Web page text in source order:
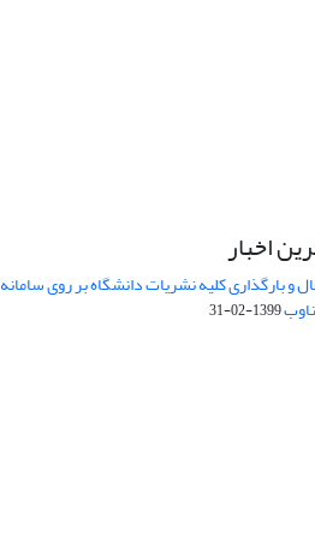
اخبار
و بارگذاری کلیه نشریات دانشگاه بر روی سامانه
1399-02-31